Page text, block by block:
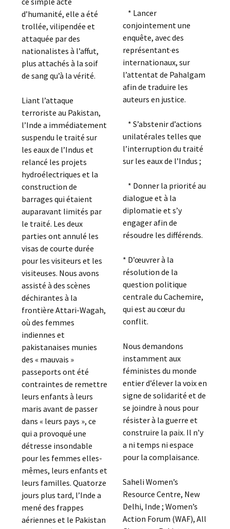
d’humanité, elle a été
trollée, vilipendée et
attaquée par des
nationalistes à l’affut,
plus attachés à la soif
de sang qu’à la vérité.
Liant l’attaque
terroriste au Pakistan,
l’Inde a immédiatement
suspendu le traité sur
les eaux de l’Indus et
relancé les projets
hydroélectriques et la
construction de
barrages qui étaient
auparavant limités par
le traité. Les deux
parties ont annulé les
visas de courte durée
pour les visiteurs et les
visiteuses. Nous avons
assisté à des scènes
déchirantes à la
frontière Attari-Wagah,
où des femmes
indiennes et
pakistanaises munies
des « mauvais »
passeports ont été
contraintes de remettre
leurs enfants à leurs
maris avant de passer
dans « leurs pays », ce
qui a provoqué une
détresse insondable
pour les femmes elles-
mêmes, leurs enfants et
leurs familles. Quatorze
jours plus tard, l’Inde a
mené des frappes
aériennes et le Pakistan
* Lancer
conjointement une
enquête, avec des
représentant·es
internationaux, sur
l’attentat de Pahalgam
afin de traduire les
auteurs en justice.
* S’abstenir d’actions
unilatérales telles que
l’interruption du traité
sur les eaux de l’Indus ;
* Donner la priorité au
dialogue et à la
diplomatie et s’y
engager afin de
résoudre les différends.
* D’œuvrer à la
résolution de la
question politique
centrale du Cachemire,
qui est au cœur du
conflit.
Nous demandons
instamment aux
féministes du monde
entier d’élever la voix en
signe de solidarité et de
se joindre à nous pour
résister à la guerre et
construire la paix. Il n’y
a ni temps ni espace
pour la complaisance.
Saheli Women’s
Resource Centre, New
Delhi, Inde ; Women’s
Action Forum (WAF), All